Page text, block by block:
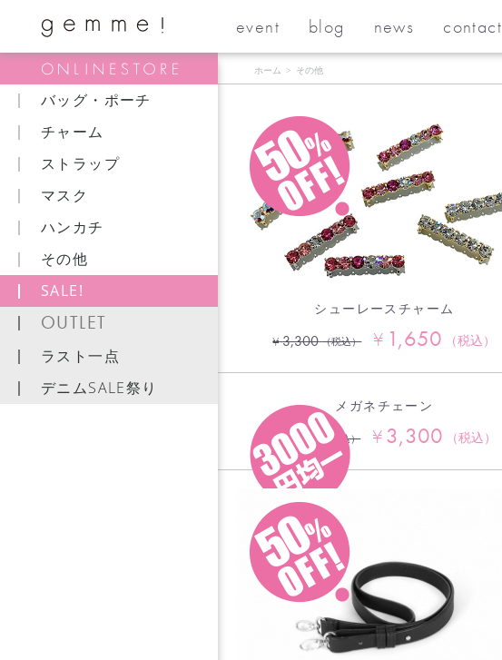
event blog news contact
バッグ・ポーチ
チャーム
ストラップ
マスク
ハンカチ
その他
SALE!
OUTLET
ラスト一点
デニムSALE祭り
ホーム > その他
シューレースチャーム
¥3,300 （税込） ¥ 1,650 （税込）
メガネチェーン
¥6,600 （税込） ¥3,300 （税込）